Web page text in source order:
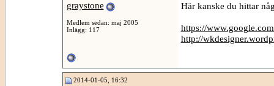
graystone
Medlem sedan: maj 2005
Inlägg: 117
Här kanske du hittar
https://
http://
2014-01-05, 16:32